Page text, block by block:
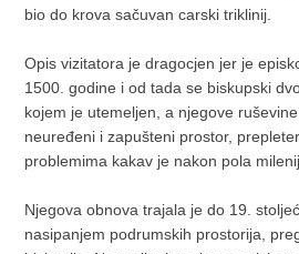
bio do krova sačuvan carski triklinij.
Opis vizitatora je dragocjen jer je
1500. godine i od tada se biskupski
kojem je utemeljen, a njegove
neuređeni i zapušteni prostor,
problemima kakav je nakon pola
Njegova obnova trajala je do 19.
nasipanjem podrumskih prostorija,